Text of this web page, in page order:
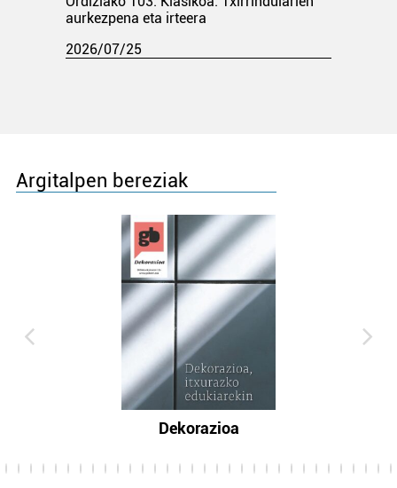
aurkezpena eta irteera
2026/07/25
Argitalpen bereziak
Dekorazioa